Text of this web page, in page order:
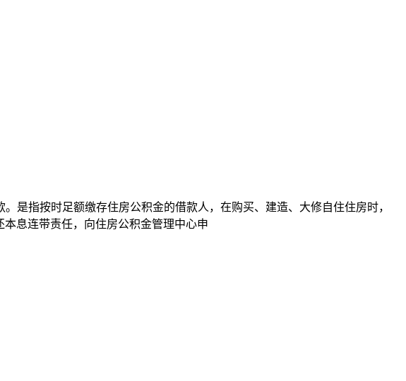
是指按时足额缴存住房公积金的借款人，在购买、建造、大修自住住房时，
息连带责任，向住房公积金管理中心申